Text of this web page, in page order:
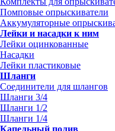
Помповые опрыскиватели
Аккумуляторные
Лейки и насадки к ним
Лейки оцинкованные
Насадки
Лейки пластиковые
Шланги
Соединители для шлангов
Шланги 3/4
Шланги 1/2
Шланги 1/4
Капельный полив